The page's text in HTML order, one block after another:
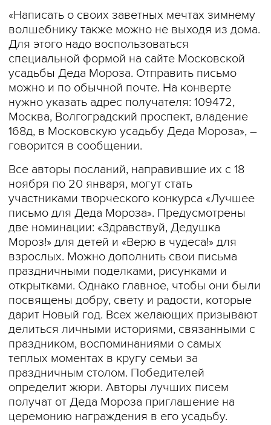
«Написать о своих заветных мечтах зимнему
волшебнику также можно не выходя из дома.
Для этого надо воспользоваться
специальной формой на сайте Московской
усадьбы Деда Мороза. Отправить письмо
можно и по обычной почте. На конверте
нужно указать адрес получателя: 109472,
Москва, Волгоградский проспект, владение
168д, в Московскую усадьбу Деда Мороза», –
говорится в сообщении.
Все авторы посланий, направившие их с 18
ноября по 20 января, могут стать
участниками творческого конкурса «Лучшее
письмо для Деда Мороза». Предусмотрены
две номинации: «Здравствуй, Дедушка
Мороз!» для детей и «Верю в чудеса!» для
взрослых. Можно дополнить свои письма
праздничными поделками, рисунками и
открытками. Однако главное, чтобы они были
посвящены добру, свету и радости, которые
дарит Новый год. Всех желающих призывают
делиться личными историями, связанными с
праздником, воспоминаниями о самых
теплых моментах в кругу семьи за
праздничным столом. Победителей
определит жюри. Авторы лучших писем
получат от Деда Мороза приглашение на
церемонию награждения в его усадьбу.